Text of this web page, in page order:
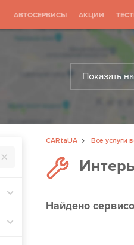
АВТОСЕРВИСЫ АКЦИИ
Показать
CARtaUA Все услуги
Найдено